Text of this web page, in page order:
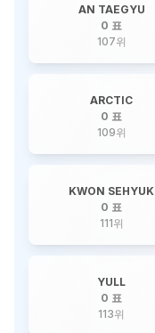
AN TAEGYU
0 표
107위
ARCTIC
0 표
109위
KWON SEHYUK
0 표
111위
YULL
0 표
113위